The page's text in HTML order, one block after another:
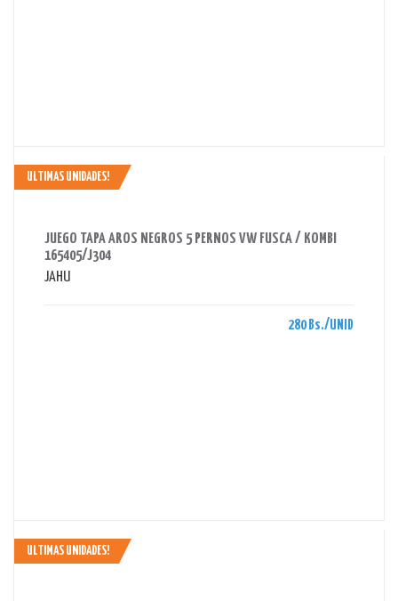
ULTIMAS UNIDADES!
JUEGO TAPA AROS NEGROS 5 PERNOS VW FUSCA / KOMBI
165405/J304
JAHU
280 Bs./UNID
ULTIMAS UNIDADES!